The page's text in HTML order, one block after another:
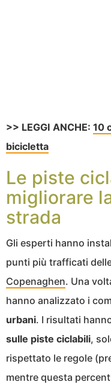
>> LEGGI ANCHE: 10
bicicletta
Le piste
migliorare
strada
Gli esperti hanno
punti più trafficati
Copenaghen. Una
hanno analizzato i
urbani. I risultati
sulle piste ciclabili,
rispettato le regole
mentre questa